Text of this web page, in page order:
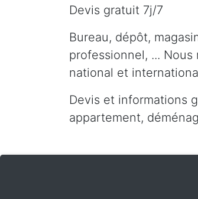
Devis gratuit 7j/7
Bureau, dépôt,
professionnel, ...
national et
Devis et informations
appartement,